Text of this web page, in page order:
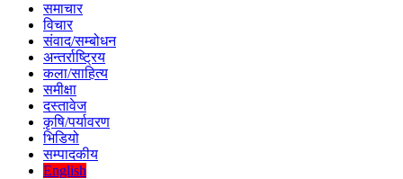
समाचार
विचार
संवाद/सम्बोधन
अन्तर्राष्ट्रिय
कला/साहित्य
समीक्षा
दस्तावेज
कृषि/पर्यावरण
भिडियो
सम्पादकीय
English